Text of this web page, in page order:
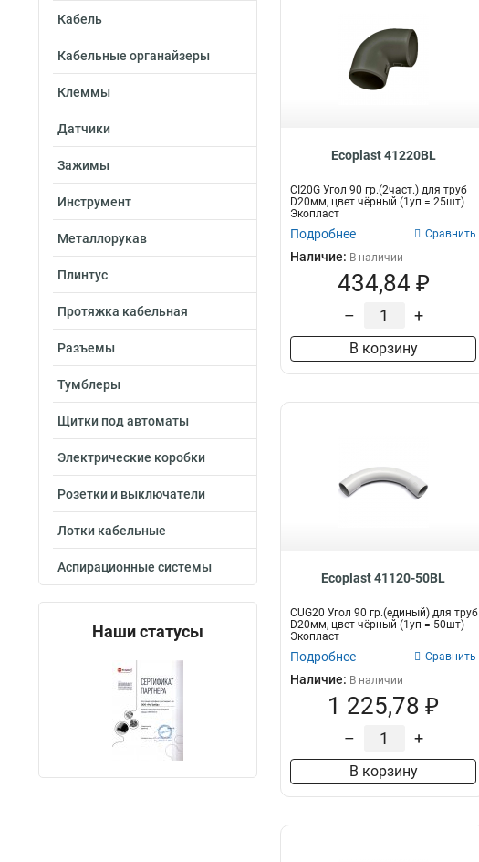
Кабель
Кабельные органайзеры
Клеммы
Датчики
Зажимы
Инструмент
Металлорукав
Плинтус
Протяжка кабельная
Разъемы
Тумблеры
Щитки под автоматы
Электрические коробки
Розетки и выключатели
Лотки кабельные
Аспирационные системы
Наши статусы
Ecoplast 41220BL
CI20G Угол 90 гр.(2част.) для труб
D20мм, цвет чёрный (1уп = 25шт)
Экопласт
Подробнее Сравнить
Наличие: В наличии
434,84 ₽
– +
В корзину
Ecoplast 41120-50BL
CUG20 Угол 90 гр.(единый) для труб
D20мм, цвет чёрный (1уп = 50шт)
Экопласт
Подробнее Сравнить
Наличие: В наличии
1 225,78 ₽
– +
В корзину